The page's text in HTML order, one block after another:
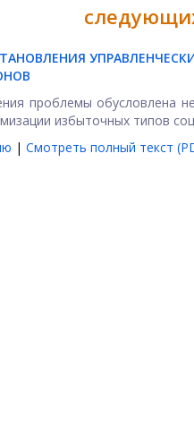
проблемы обусловлена
избыточных типов
| Смотреть полный текст